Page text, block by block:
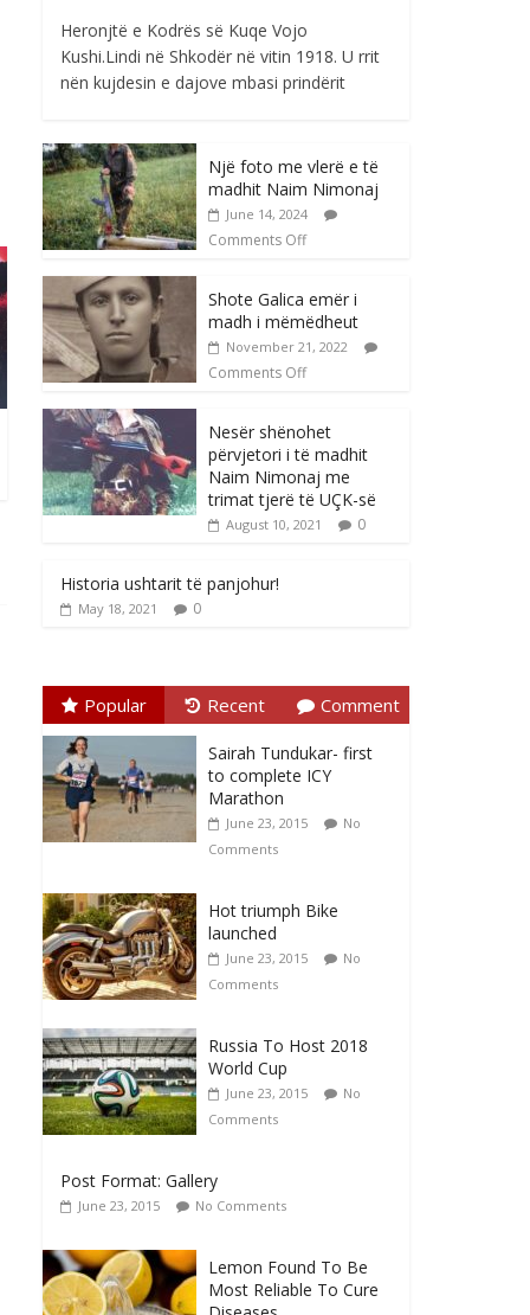
Heronjtë e Kodrës së Kuqe Vojo
Kushi.Lindi në Shkodër në vitin 1918. U rrit
nën kujdesin e dajove mbasi prindërit
Një foto me vlerë e të
madhit Naim Nimonaj
June 14, 2024
Comments Off
Shote Galica emër i
madh i mëmëdheut
November 21, 2022
Comments Off
Nesër shënohet
përvjetori i të madhit
Naim Nimonaj me
trimat tjerë të UÇK-së
August 10, 2021 0
Historia ushtarit të panjohur!
May 18, 2021 0
Popular Recent Comment
Sairah Tundukar- first
to complete ICY
Marathon
June 23, 2015
No
Comments
Hot triumph Bike
launched
June 23, 2015
No
Comments
Russia To Host 2018
World Cup
June 23, 2015
No
Comments
Post Format: Gallery
June 23, 2015 No Comments
Lemon Found To Be
Most Reliable To Cure